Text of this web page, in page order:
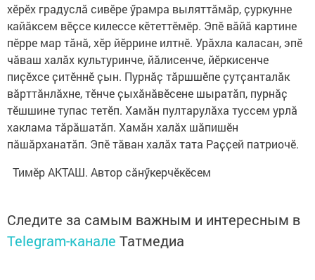
хӗрӗх градуслӑ сивӗре ӳрамра выляттӑмӑр, ҫуркунне
кайӑксем вӗҫсе килессе кӗтеттӗмӗр. Эпӗ вӑйӑ картине
пӗрре мар тӑнӑ, хӗр йӗррине илтнӗ. Урӑхла каласан, эпӗ
чӑваш халӑх культуринче, йӑлисенче, йӗркисенче
пиҫӗхсе ҫитӗннӗ ҫын. Пурнӑҫ тӑршшӗпе ҫутҫанталӑк
вӑрттӑнлӑхне, тӗнче ҫыхӑнӑвӗсене шыратӑп, пурнӑҫ
тӗшшине тупас тетӗп. Хамӑн пултарулӑха туссем урлӑ
хаклама тӑрӑшатӑп. Хамӑн халӑх шӑпишӗн
пӑшӑрханатӑп. Эпӗ тӑван халӑх тата Раҫҫей патриочӗ.
Тимӗр АКТАШ. Автор сӑнӳкерчӗкӗсем
Следите за самым важным и интересным в
Telegram-канале Татмедиа